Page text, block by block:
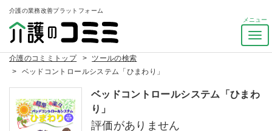
介護の業務改善プラットフォーム
ナ
ビ
ョ
介護のコミミトップ
ツールの検索
ベッドコントロールシステム「ひまわり」
ベッドコントロールシステム「ひまわ
り」
評価がありません